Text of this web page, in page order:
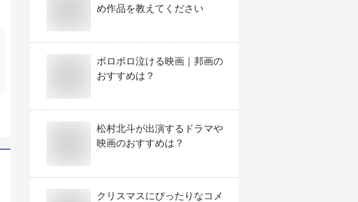
め作品を教えてください
ボロボロ泣ける映画｜邦画の
おすすめは？
松村北斗が出演するドラマや
映画のおすすめは？
クリスマスにぴったりなコメ